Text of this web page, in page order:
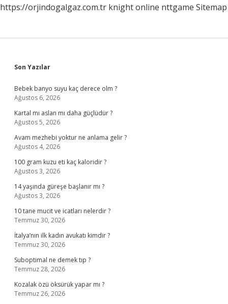
https://orjindogalgaz.com.tr knight online nttgame Sitemap
Sidebar
Son Yazılar
Bebek banyo suyu kaç derece olm ?
Ağustos 6, 2026
Kartal mı aslan mı daha güçlüdür ?
Ağustos 5, 2026
Avam mezhebi yoktur ne anlama gelir ?
Ağustos 4, 2026
100 gram kuzu eti kaç kaloridir ?
Ağustos 3, 2026
14 yaşında güreşe başlanır mı ?
Ağustos 3, 2026
10 tane mucit ve icatları nelerdir ?
Temmuz 30, 2026
İtalya’nın ilk kadın avukatı kimdir ?
Temmuz 30, 2026
Suboptimal ne demek tıp ?
Temmuz 28, 2026
Kozalak özü öksürük yapar mı ?
Temmuz 26, 2026